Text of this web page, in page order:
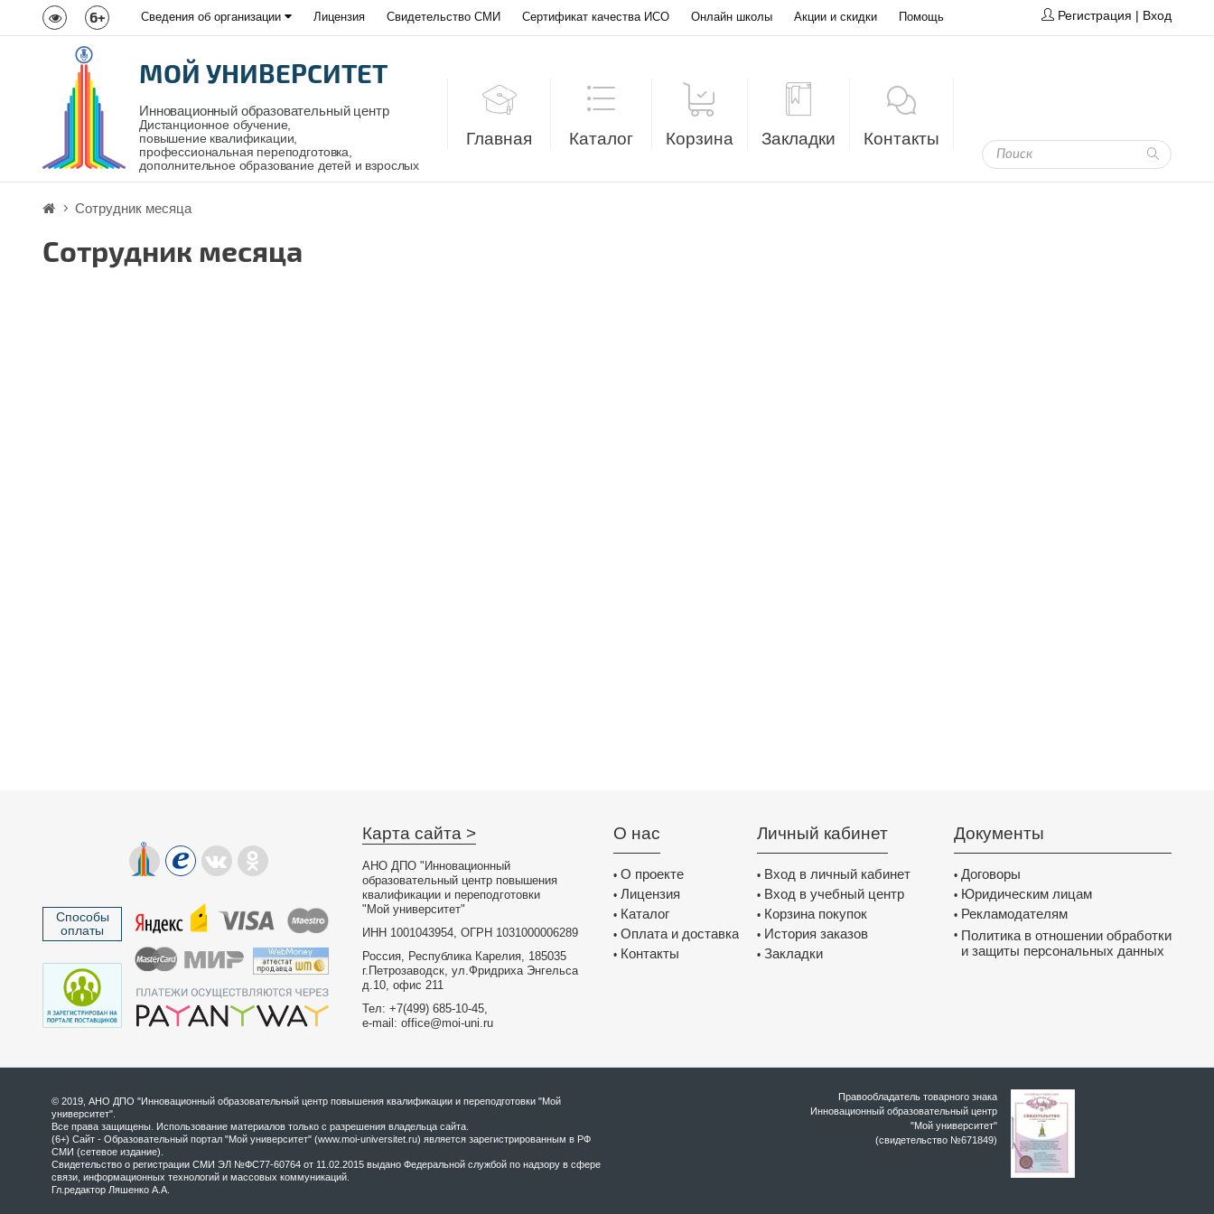
6+ Сведения об организации Лицензия Свидетельство СМИ Сертификат качества ИСО Онлайн школы Акции и скидки Помощь Регистрация | Вход
МОЙ УНИВЕРСИТЕТ
Инновационный образовательный центр
Дистанционное обучение,
повышение квалификации,
профессиональная переподготовка,
дополнительное образование детей и взрослых
Главная Каталог Корзина Закладки Контакты
Сотрудник месяца
Сотрудник месяца
Способы
оплаты
Карта сайта >
АНО ДПО "Инновационный
образовательный центр повышения
квалификации и переподготовки
"Мой университет"
ИНН 1001043954, ОГРН 1031000006289
Россия, Республика Карелия, 185035
г.Петрозаводск, ул.Фридриха Энгельса
д.10, офис 211
Тел: +7(499) 685-10-45,
e-mail: office@moi-uni.ru
О нас
• О проекте
• Лицензия
• Каталог
• Оплата и доставка
• Контакты
Личный кабинет
• Вход в личный кабинет
• Вход в учебный центр
• Корзина покупок
• История заказов
• Закладки
Документы
• Договоры
• Юридическим лицам
• Рекламодателям
• Политика в отношении обработки
и защиты персональных данных
© 2019, АНО ДПО "Инновационный образовательный центр повышения квалификации и переподготовки "Мой
университет".
Все права защищены. Использование материалов только с разрешения владельца сайта.
(6+) Сайт - Образовательный портал "Мой университет" (www.moi-universitet.ru) является зарегистрированным в РФ
СМИ (сетевое издание).
Свидетельство о регистрации СМИ ЭЛ №ФС77-60764 от 11.02.2015 выдано Федеральной службой по надзору в сфере
связи, информационных технологий и массовых коммуникаций.
Гл.редактор Ляшенко А.А.
Правообладатель товарного знака
Инновационный образовательный цeнтр
"Мой университет"
(свидетельство №671849)